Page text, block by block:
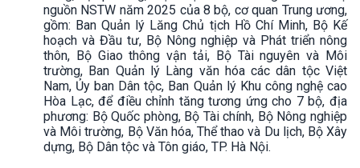
nguồn NSTW năm 2025 của 8 bộ, cơ quan Trung ương,
gồm: Ban Quản lý Lăng Chủ tịch Hồ Chí Minh, Bộ Kế
hoạch và Đầu tư, Bộ Nông nghiệp và Phát triển nông
thôn, Bộ Giao thông vận tải, Bộ Tài nguyên và Môi
trường, Ban Quản lý Làng văn hóa các dân tộc Việt
Nam, Ủy ban Dân tộc, Ban Quản lý Khu công nghệ cao
Hòa Lạc, để điều chỉnh tăng tương ứng cho 7 bộ, địa
phương: Bộ Quốc phòng, Bộ Tài chính, Bộ Nông nghiệp
và Môi trường, Bộ Văn hóa, Thể thao và Du lịch, Bộ Xây
dựng, Bộ Dân tộc và Tôn giáo, TP. Hà Nội.